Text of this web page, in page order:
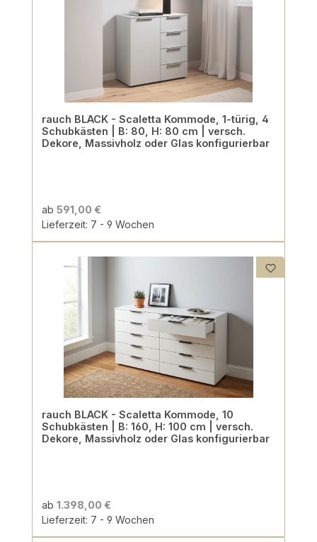
rauch BLACK - Scaletta Kommode, 1-türig, 4
Schubkästen | B: 80, H: 80 cm | versch.
Dekore, Massivholz oder Glas konfigurierbar
ab 591,00 €
Lieferzeit: 7 - 9 Wochen
rauch BLACK - Scaletta Kommode, 10
Schubkästen | B: 160, H: 100 cm | versch.
Dekore, Massivholz oder Glas konfigurierbar
ab 1.398,00 €
Lieferzeit: 7 - 9 Wochen